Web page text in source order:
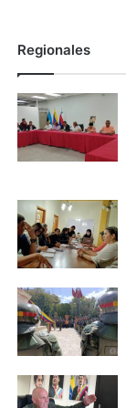
Regionales